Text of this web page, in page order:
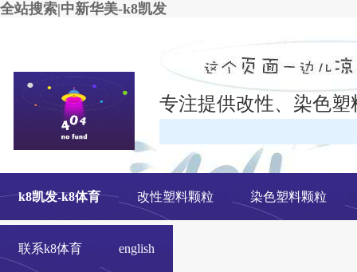
全站搜索|中新华美-k8凯发
专注提供改性、染色
k8凯发-k8体育 改性塑料颗粒 染色塑料颗粒
联系k8体育 english